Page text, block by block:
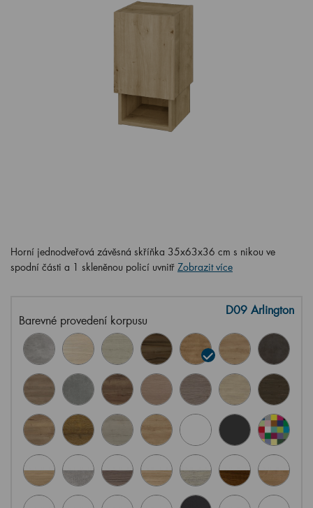
Horní jednodveřová závěsná skříňka 35x63x36 cm s nikou ve
spodní části a 1 skleněnou policí uvnitř Zobrazit více
Barevné provedení korpusu
D09 Arlington